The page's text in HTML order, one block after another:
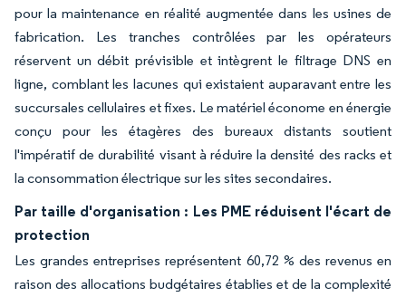
pour la maintenance en réalité augmentée dans les usines de
fabrication. Les tranches contrôlées par les opérateurs
réservent un débit prévisible et intègrent le filtrage DNS en
ligne, comblant les lacunes qui existaient auparavant entre les
succursales cellulaires et fixes. Le matériel économe en énergie
conçu pour les étagères des bureaux distants soutient
l'impératif de durabilité visant à réduire la densité des racks et
la consommation électrique sur les sites secondaires.
Par taille d'organisation : Les PME réduisent l'écart de
protection
Les grandes entreprises représentent 60,72 % des revenus en
raison des allocations budgétaires établies et de la complexité